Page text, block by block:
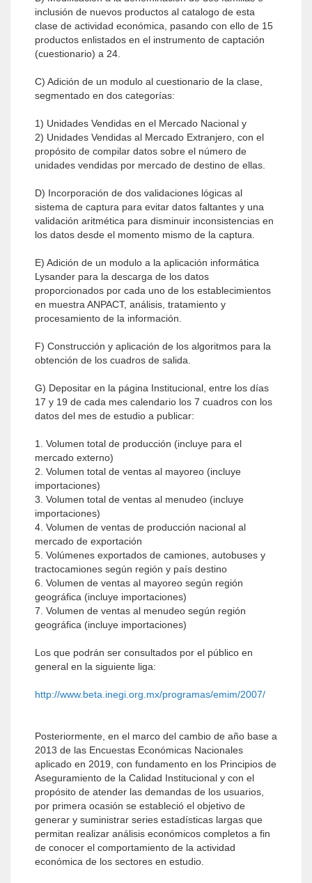
inclusión de nuevos productos al catalogo de esta
clase de actividad económica, pasando con ello de 15
productos enlistados en el instrumento de captación
(cuestionario) a 24.
C) Adición de un modulo al cuestionario de la clase,
segmentado en dos categorías:
1) Unidades Vendidas en el Mercado Nacional y
2) Unidades Vendidas al Mercado Extranjero, con el
propósito de compilar datos sobre el número de
unidades vendidas por mercado de destino de ellas.
D) Incorporación de dos validaciones lógicas al
sistema de captura para evitar datos faltantes y una
validación aritmética para disminuir inconsistencias en
los datos desde el momento mismo de la captura.
E) Adición de un modulo a la aplicación informática
Lysander para la descarga de los datos
proporcionados por cada uno de los establecimientos
en muestra ANPACT, análisis, tratamiento y
procesamiento de la información.
F) Construcción y aplicación de los algoritmos para la
obtención de los cuadros de salida.
G) Depositar en la página Institucional, entre los días
17 y 19 de cada mes calendario los 7 cuadros con los
datos del mes de estudio a publicar:
1. Volumen total de producción (incluye para el
mercado externo)
2. Volumen total de ventas al mayoreo (incluye
importaciones)
3. Volumen total de ventas al menudeo (incluye
importaciones)
4. Volumen de ventas de producción nacional al
mercado de exportación
5. Volúmenes exportados de camiones, autobuses y
tractocamiones según región y país destino
6. Volumen de ventas al mayoreo según región
geográfica (incluye importaciones)
7. Volumen de ventas al menudeo según región
geográfica (incluye importaciones)
Los que podrán ser consultados por el público en
general en la siguiente liga:
http://www.beta.inegi.org.mx/programas/emim/2007/
Posteriormente, en el marco del cambio de año base a
2013 de las Encuestas Económicas Nacionales
aplicado en 2019, con fundamento en los Principios de
Aseguramiento de la Calidad Institucional y con el
propósito de atender las demandas de los usuarios,
por primera ocasión se estableció el objetivo de
generar y suministrar series estadísticas largas que
permitan realizar análisis económicos completos a fin
de conocer el comportamiento de la actividad
económica de los sectores en estudio.